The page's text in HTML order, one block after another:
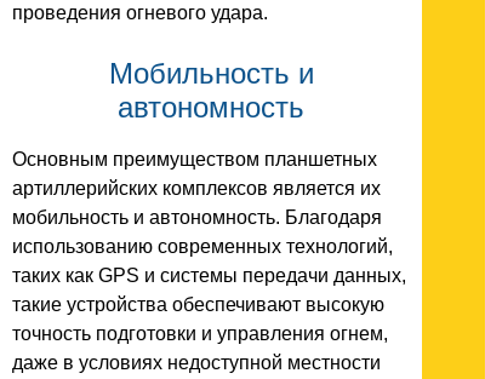
проведения огневого удара.
Мобильность и
автономность
Основным преимуществом планшетных
артиллерийских комплексов является их
мобильность и автономность. Благодаря
использованию современных технологий,
таких как GPS и системы передачи данных,
такие устройства обеспечивают высокую
точность подготовки и управления огнем,
даже в условиях недоступной местности